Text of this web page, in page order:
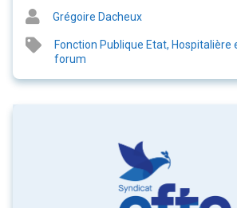
Grégoire Dacheux
Fonction Publique Etat, Hospitalière
forum